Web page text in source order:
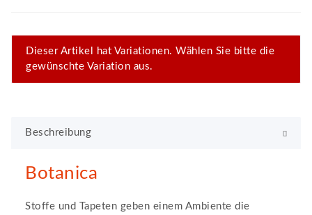
x
Dieser Artikel hat Variationen. Wählen Sie bitte die
gewünschte Variation aus.
Beschreibung
Botanica
Stoffe und Tapeten geben einem Ambiente die